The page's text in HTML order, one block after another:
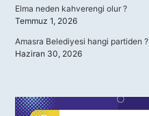
Elma neden kahverengi olur ?
Temmuz 1, 2026
Amasra Belediyesi hangi partiden ?
Haziran 30, 2026